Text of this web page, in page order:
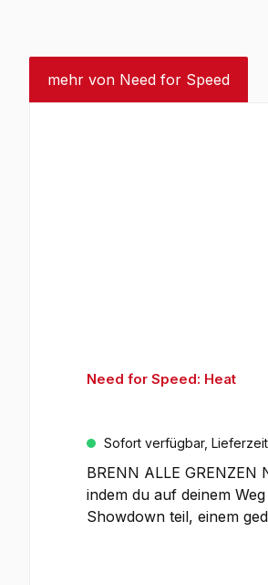
mehr von Need for Speed
Need for Speed: Heat
Sofort verfügbar,
BRENN ALLE
indem du auf deinem
Showdown teil, einem